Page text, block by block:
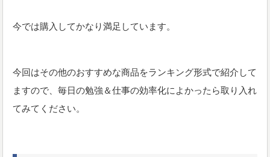
今では購入してかなり満足しています。
今回はその他のおすすめな商品をランキング形式で紹介して
ますので、毎日の勉強＆仕事の効率化によかったら取り入れ
てみてください。